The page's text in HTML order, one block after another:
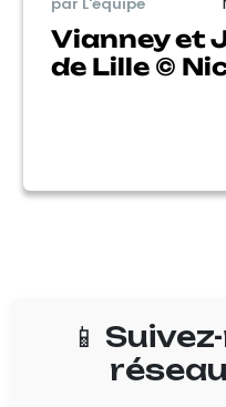
Vianney et
de Lille ©
📱